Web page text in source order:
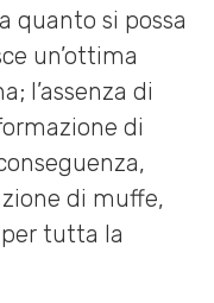
quanto si possa
un’ottima
l’assenza di
di
di muffe,
tutta la